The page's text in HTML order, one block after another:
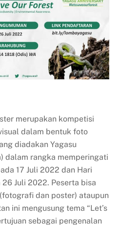
merupakan kompetisi
dalam bentuk foto
diadakan Yagasu
dalam rangka memperingati
17 Juli 2022 dan Hari
Juli 2022. Peserta bisa
dan poster) ataupun
ini mengusung tema “Let’s
sebagai pengenalan